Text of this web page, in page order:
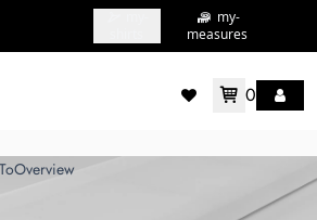
my-
measures
0